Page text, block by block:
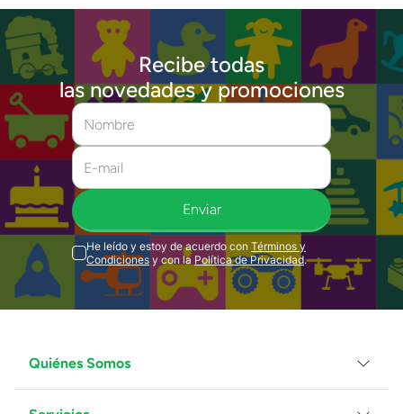
Recibe todas
las novedades y promociones
Enviar
He leído y estoy de acuerdo con Términos y
Condiciones y con la Política de Privacidad.
Quiénes Somos